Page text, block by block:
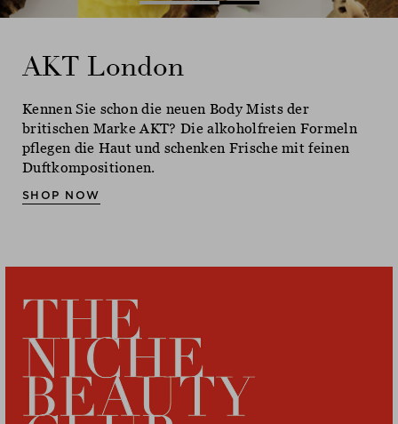
AKT London
Kennen Sie schon die neuen Body Mists der
britischen Marke AKT? Die alkoholfreien Formeln
pflegen die Haut und schenken Frische mit feinen
Duftkompositionen.
SHOP NOW
AKT London
Kennen Sie schon die neuen Body Mists der
britischen Marke AKT? Die alkoholfreien Formeln
pflegen die Haut und schenken Frische mit feinen
Duftkompositionen.
SHOP NOW
AKT London
Kennen Sie schon die neuen Body Mists der
britischen Marke AKT? Die alkoholfreien Formeln
pflegen die Haut und schenken Frische mit feinen
Duftkompositionen.
SHOP NOW